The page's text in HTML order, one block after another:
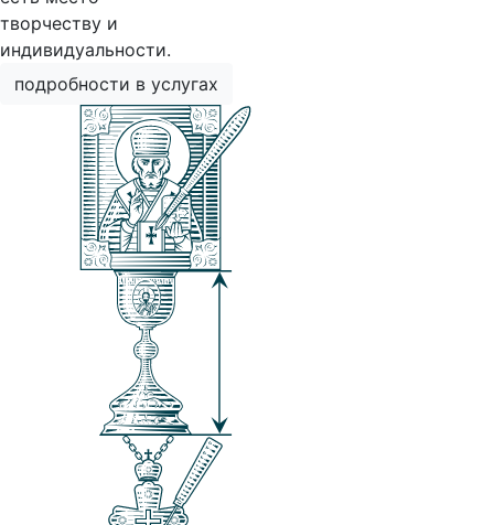
творчеству и
индивидуальности.
подробности в услугах